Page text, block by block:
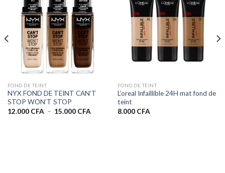
FOND DE TEINT
NYX FOND DE TEINT CAN’T
STOP WON’T STOP
12.000 CFA – 15.000 CFAPlage
FOND DE TEINT
L’oreal Infaillible 24H mat fond de
teint
8.000 CFA